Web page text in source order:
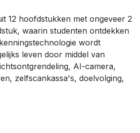
12 hoofdstukken met ongeveer 2
waarin studenten ontdekken
wordt
leven door middel van
AI-camera,
zelfscankassa's, doelvolging,